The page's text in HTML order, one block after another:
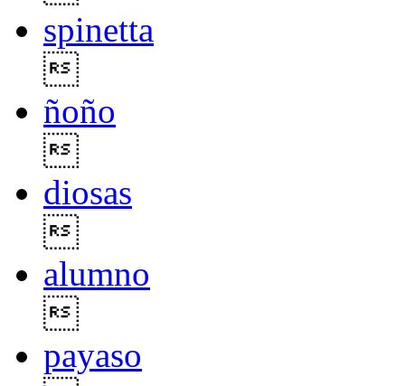
spinetta
ñoño
diosas
alumno
payaso